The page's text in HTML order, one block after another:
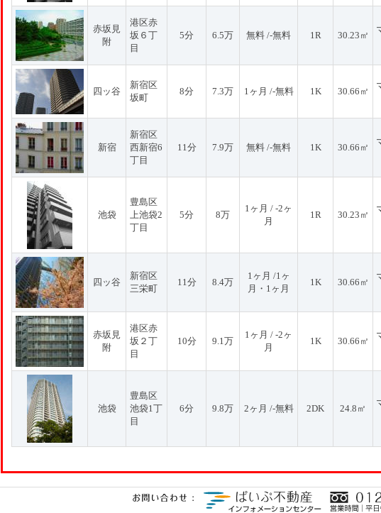
赤坂見
附
港区赤
坂６丁
目
5分 6.5万 無料 /-無料 1R 30.23㎡
四ッ谷
新宿区
坂町
8分 7.3万 1ヶ月 /-無料 1K 30.66㎡
新宿
新宿区
西新宿6
丁目
11分 7.9万 無料 /-無料 1K 30.66㎡
池袋
豊島区
上池袋2
丁目
5分 8万
1ヶ月 / -2ヶ
月
1R 30.23㎡
四ッ谷
新宿区
三栄町
11分 8.4万
1ヶ月 /1ヶ
月・1ヶ月
1K 30.66㎡
赤坂見
附
港区赤
坂２丁
目
10分 9.1万
1ヶ月 / -2ヶ
月
1K 30.66㎡
池袋
豊島区
池袋1丁
目
6分 9.8万 2ヶ月 /-無料 2DK 24.8㎡